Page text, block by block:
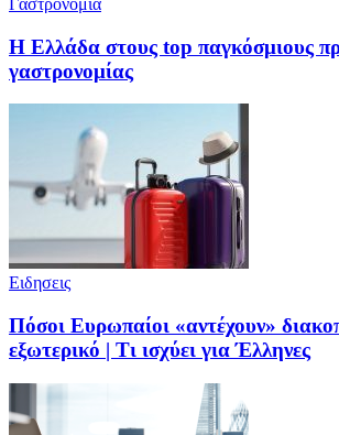
Η Ελλάδα στους top παγκόσμιους
γαστρονομίας
Ειδησεις
Πόσοι Ευρωπαίοι «αντέχουν»
εξωτερικό | Τι ισχύει για Έλληνες